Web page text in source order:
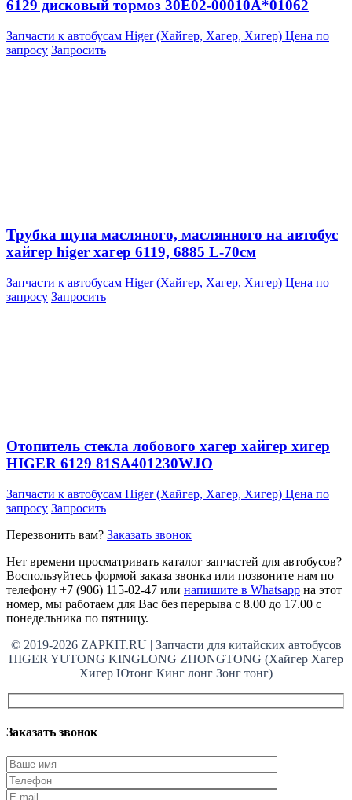
6129 дисковый тормоз 30E02-00010A*01062
Запчасти к автобусам Higer (Хайгер, Хагер, Хигер) Цена по
запросу Запросить
Трубка щупа масляного, маслянного на автобус
хайгер higer хагер 6119, 6885 L-70см
Запчасти к автобусам Higer (Хайгер, Хагер, Хигер) Цена по
запросу Запросить
Отопитель стекла лобового хагер хайгер хигер
HIGER 6129 81SA401230WJO
Запчасти к автобусам Higer (Хайгер, Хагер, Хигер) Цена по
запросу Запросить
Перезвонить вам? Заказать звонок
Нет времени просматривать каталог запчастей для автобусов?
Воспользуйтесь формой заказа звонка или позвоните нам по
телефону +7 (906) 115-02-47 или напишите в Whatsapp на этот
номер, мы работаем для Вас без перерыва с 8.00 до 17.00 с
понедельника по пятницу.
© 2019-2026 ZAPKIT.RU | Запчасти для китайских автобусов
HIGER YUTONG KINGLONG ZHONGTONG (Хайгер Хагер
Хигер Ютонг Кинг лонг Зонг тонг)
Заказать звонок